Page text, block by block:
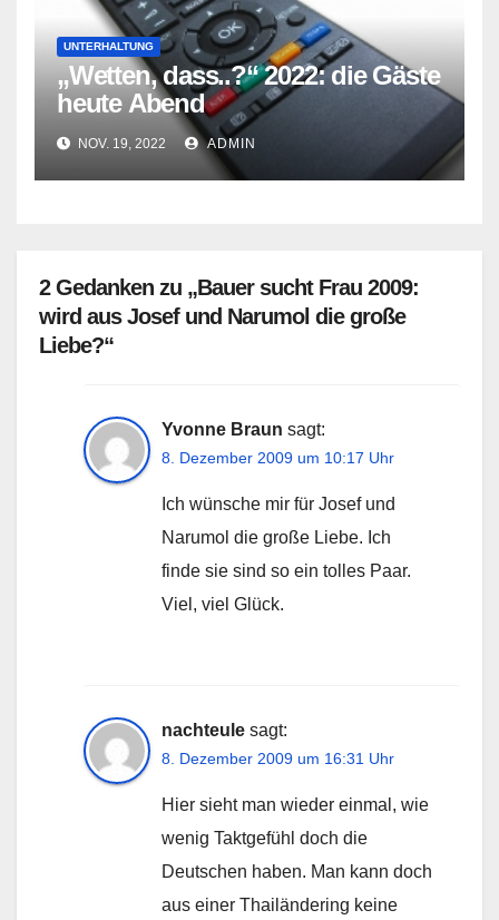
UNTERHALTUNG
„Wetten, dass..?“ 2022: die Gäste
heute Abend
NOV. 19, 2022 ADMIN
2 Gedanken zu „Bauer sucht Frau 2009:
wird aus Josef und Narumol die große
Liebe?“
Yvonne Braun sagt:
8. Dezember 2009 um 10:17 Uhr
Ich wünsche mir für Josef und
Narumol die große Liebe. Ich
finde sie sind so ein tolles Paar.
Viel, viel Glück.
nachteule sagt:
8. Dezember 2009 um 16:31 Uhr
Hier sieht man wieder einmal, wie
wenig Taktgefühl doch die
Deutschen haben. Man kann doch
aus einer Thailändering keine